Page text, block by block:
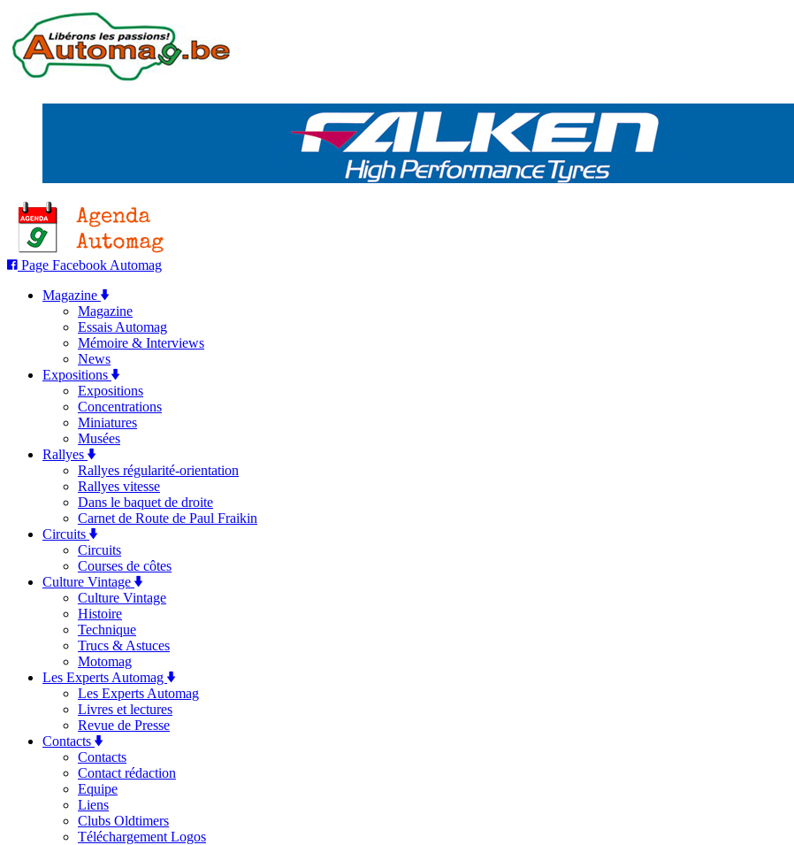
Page Facebook Automag
Magazine
Magazine
Essais Automag
Mémoire & Interviews
News
Expositions
Expositions
Concentrations
Miniatures
Musées
Rallyes
Rallyes régularité-orientation
Rallyes vitesse
Dans le baquet de droite
Carnet de Route de Paul Fraikin
Circuits
Circuits
Courses de côtes
Culture Vintage
Culture Vintage
Histoire
Technique
Trucs & Astuces
Motomag
Les Experts Automag
Les Experts Automag
Livres et lectures
Revue de Presse
Contacts
Contacts
Contact rédaction
Equipe
Liens
Clubs Oldtimers
Téléchargement Logos